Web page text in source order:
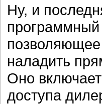
Ну, и
программный
позволяющее
наладить
Оно
доступа